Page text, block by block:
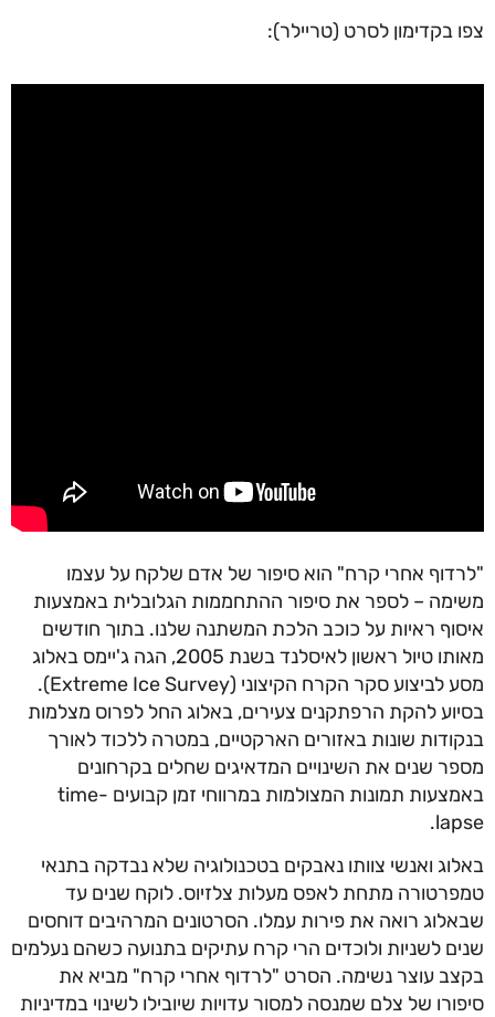
צפו בקדימון לסרט (טריילר):
"לרדוף אחרי קרח" הוא סיפור של אדם שלקח על עצמו
משימה – לספר את סיפור ההתחממות הגלובלית באמצעות
איסוף ראיות על כוכב הלכת המשתנה שלנו. בתוך חודשים
מאותו טיול ראשון לאיסלנד בשנת 2005, הגה ג'יימס באלוג
מסע לביצוע סקר הקרח הקיצוני (Extreme Ice Survey).
בסיוע להקת הרפתקנים צעירים, באלוג החל לפרוס מצלמות
בנקודות שונות באזורים הארקטיים, במטרה ללכוד לאורך
מספר שנים את השינויים המדאיגים שחלים בקרחונים
באמצעות תמונות המצולמות במרווחי זמן קבועים time-
lapse.
באלוג ואנשי צוותו נאבקים בטכנולוגיה שלא נבדקה בתנאי
טמפרטורה מתחת לאפס מעלות צלזיוס. לוקח שנים עד
שבאלוג רואה את פירות עמלו. הסרטונים המרהיבים דוחסים
שנים לשניות ולוכדים הרי קרח עתיקים בתנועה כשהם נעלמים
בקצב עוצר נשימה. הסרט "לרדוף אחרי קרח" מביא את
סיפורו של צלם שמנסה למסור עדויות שיובילו לשינוי במדיניות